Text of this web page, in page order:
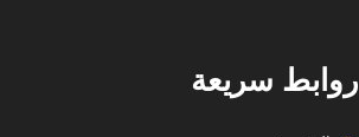
روابط سريعة